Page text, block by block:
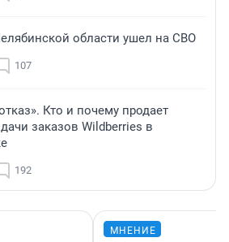
области ушел на СВО
107
Кто и почему продает
заказов Wildberries в
192
МНЕНИЕ